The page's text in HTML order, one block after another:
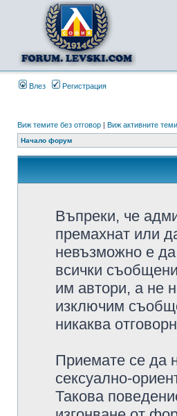
Влез Регистрация
Виж темите без отговор | Виж активните теми
Начало форум
Въпреки, че
премахнат или
невъзможно е
всички
им автори, а не
изключим
никаква
Приемате се да
сексуално-
Такова